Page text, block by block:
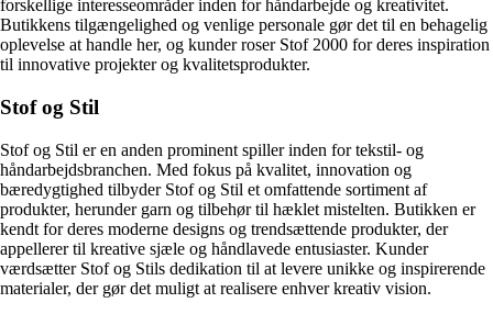
forskellige interesseområder inden for håndarbejde og kreativitet.
Butikkens tilgængelighed og venlige personale gør det til en behagelig
oplevelse at handle her, og kunder roser Stof 2000 for deres inspiration
til innovative projekter og kvalitetsprodukter.
Stof og Stil
Stof og Stil er en anden prominent spiller inden for tekstil- og
håndarbejdsbranchen. Med fokus på kvalitet, innovation og
bæredygtighed tilbyder Stof og Stil et omfattende sortiment af
produkter, herunder garn og tilbehør til hæklet mistelten. Butikken er
kendt for deres moderne designs og trendsættende produkter, der
appellerer til kreative sjæle og håndlavede entusiaster. Kunder
værdsætter Stof og Stils dedikation til at levere unikke og inspirerende
materialer, der gør det muligt at realisere enhver kreativ vision.